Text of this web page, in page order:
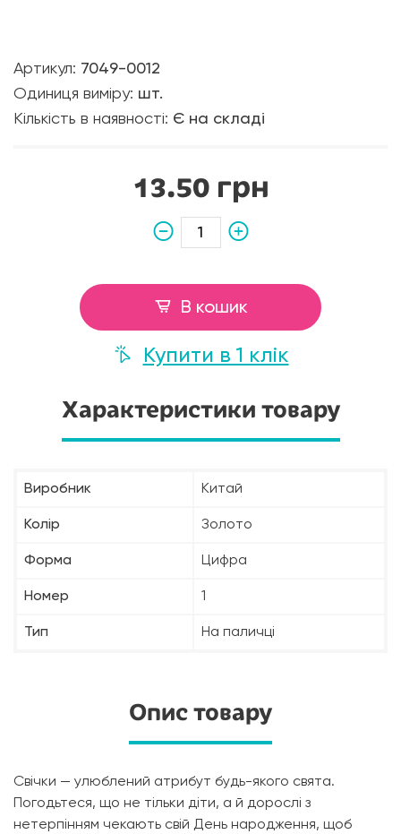
Артикул: 7049-0012
Одиниця виміру: шт.
Кількість в наявності: Є на складі
13.50 грн
В кошик
Купити в 1 клік
Характеристики товару
Виробник Китай
Колір Золото
Форма Цифра
Номер 1
Тип На паличці
Опис товару
Свічки — улюблений атрибут будь-якого свята.
Погодьтеся, що не тільки діти, а й дорослі з
нетерпінням чекають свій День народження, щоб